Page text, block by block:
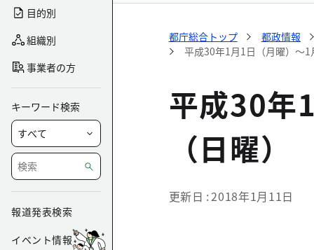
目的別
組織別
事業者の方
キーワード検索
報道発表検索
イベント情報
都庁総合トップ
都政情報
平成30年1月1日（月曜）～
平成30年
（日曜）
更新日 2018年1月11日